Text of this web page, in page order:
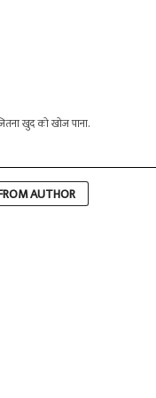
खुद को खोज पाना.
AUTHOR